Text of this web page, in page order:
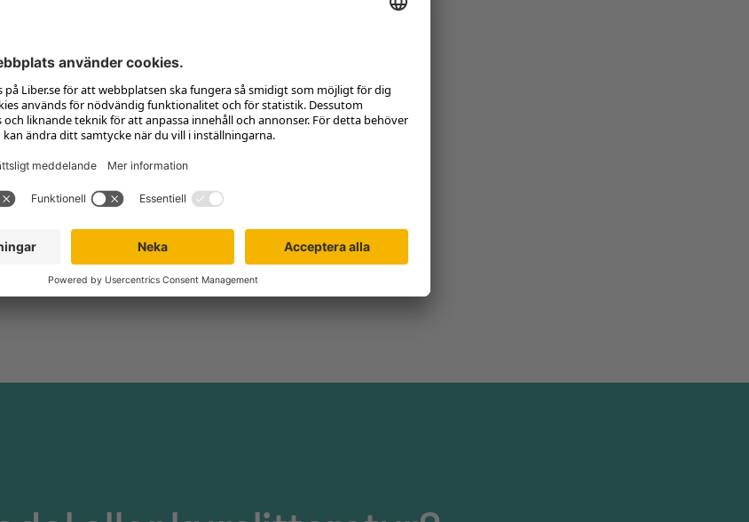
sedan förra upplagan och